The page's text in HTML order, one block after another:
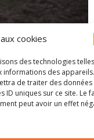
cookies
des technologies telles
informations des
de traiter des données
ID uniques sur ce site. Le
peut avoir un effet